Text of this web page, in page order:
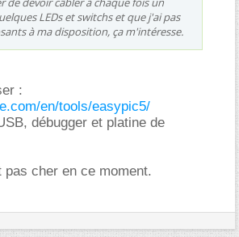
LEDs et switchs et que j'ai pas
à ma disposition, ça m'intéresse.
:
en/tools/easypic5/
débugger et platine de
pas cher en ce moment.